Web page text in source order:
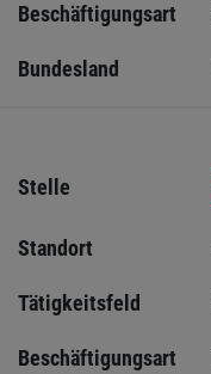
Beschäftigungsart
Bundesland
Stelle
Standort
Tätigkeitsfeld
Beschäftigungsart